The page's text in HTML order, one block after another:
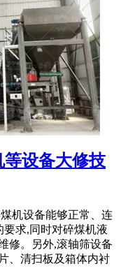
等设备大修技
机设备能够正常、连
要求,同时对碎煤机液
修。另外,滚轴筛设备
、清扫板及箱体内衬